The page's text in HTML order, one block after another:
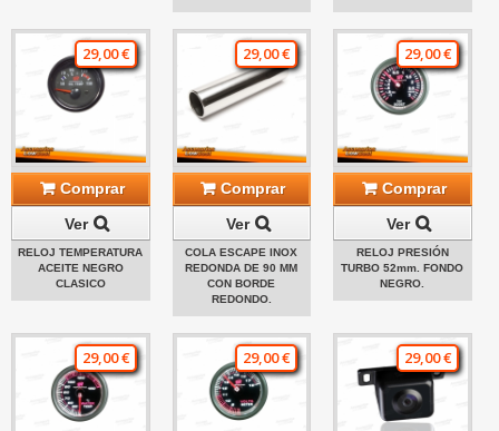
29,00 €
Comprar
Ver
RELOJ TEMPERATURA
ACEITE NEGRO
CLASICO
29,00 €
Comprar
Ver
COLA ESCAPE INOX
REDONDA DE 90 MM
CON BORDE
REDONDO.
29,00 €
Comprar
Ver
RELOJ PRESIÓN
TURBO 52mm. FONDO
NEGRO.
29,00 € 29,00 € 29,00 €